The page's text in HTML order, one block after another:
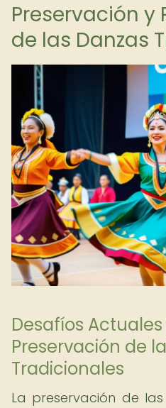
Preservación y
de las Danzas
Desafíos
Preservación de
Tradicionales
La preservación de